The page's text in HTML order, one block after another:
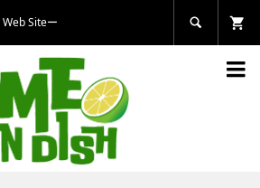
Siteー 
